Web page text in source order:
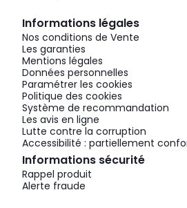
Informations légales
Nos conditions de Vente
Les garanties
Mentions légales
Données personnelles
Paramétrer les cookies
Politique des cookies
Système de recommandation
Les avis en ligne
Lutte contre la corruption
Accessibilité : partiellement
Informations sécurité
Rappel produit
Alerte fraude